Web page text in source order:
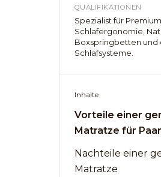
QUALIFIKATIONEN
Spezialist für
Schlafergonomie,
Boxspringbetten und
Schlafsysteme.
Inhalte
Vorteile einer
Matratze für
Nachteile einer
Matratze